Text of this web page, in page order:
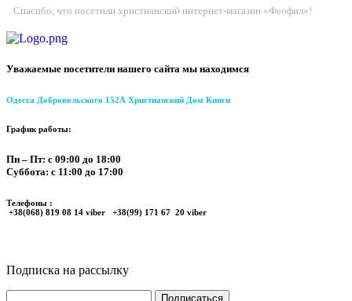
Спасибо, что посетили христианский интернет-магазин «Феофил»!
Уважаемые посетители нашего сайта мы находимся
Одесса Добровольского 152А Христианский Дом Книги
График работы:
Пн – Пт: с 09:00 до 18:00
Суббота: с 11:00 до 17:00
Телефоны :
+38(068) 819 08 14 viber +38(99) 171 67 20 viber
Подписка на рассылку